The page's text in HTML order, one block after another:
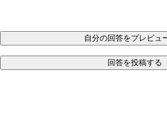
自分の回答をプレビュ
回答を投稿する